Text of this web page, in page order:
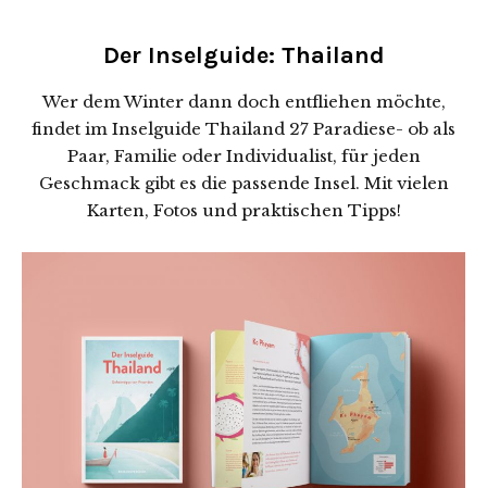
Der Inselguide: Thailand
Wer dem Winter dann doch entfliehen möchte,
findet im Inselguide Thailand 27 Paradiese- ob als
Paar, Familie oder Individualist, für jeden
Geschmack gibt es die passende Insel. Mit vielen
Karten, Fotos und praktischen Tipps!